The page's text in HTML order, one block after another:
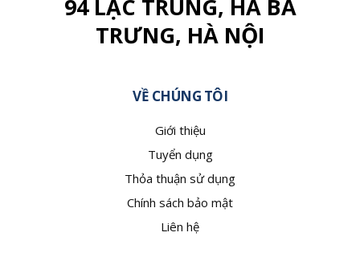
94 LẠC TRUNG, HÀ BÀ
TRƯNG, HÀ NỘI
VỀ CHÚNG TÔI
Giới thiệu
Tuyển dụng
Thỏa thuận sử dụng
Chính sách bảo mật
Liên hệ